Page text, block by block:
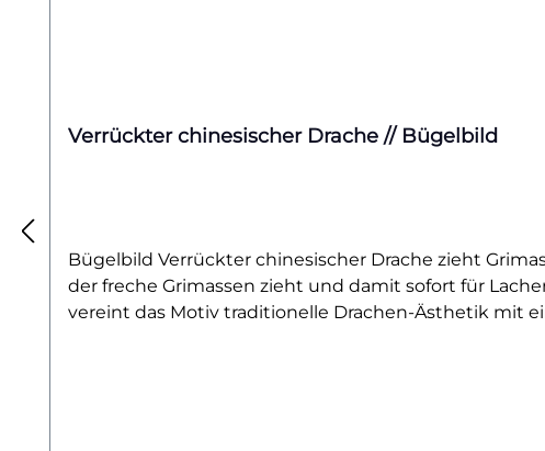
Verrückter chinesischer Drache // Bügelbild
Bügelbild Verrückter chinesischer Drache zieht
der freche Grimassen zieht und damit sofort für
vereint das Motiv traditionelle Drachen-Ästhetik mit